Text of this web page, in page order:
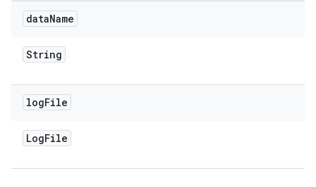
dataName
String
logFile
LogFile